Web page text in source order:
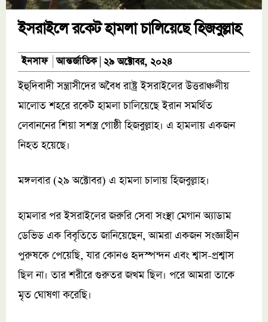
ইসরাইলে রকেট হামলা চালিয়েছে হিজবুল্লাহ
ইনসাফ আন্তর্জাতিক ২৯ অক্টোবর, ২০২৪
ইহুদিবাদী সন্ত্রাসীদের অবৈধ রাষ্ট্র ইসরাইলের উত্তরাঞ্চলীয়
মালোত শহরে রকেট হামলা চালিয়েছে ইরান সমর্থিত
লেবাননের শিয়া সশস্ত্র গোষ্ঠী হিজবুল্লাহ। এ হামলায় একজন
নিহত হয়েছে।
মঙ্গলবার (২৯ অক্টোবর) এ হামলা চালায় হিজবুল্লাহ।
হামলার পর ইসরাইলের জরুরি সেবা সংস্থা মেগান অ্যাডাম
ডেভিড এক বিবৃতিতে জানিয়েছেন, ‌‌আমরা একজন সংজ্ঞাহীন
পুরুষকে পেয়েছি, যার কোনও হৃদস্পন্দন এবং শ্বাস-প্রশ্বাস
ছিল না। তার শরীরে গুরুতর জখম ছিল। পরে আমরা তাকে
মৃত ঘোষণা করেছি।